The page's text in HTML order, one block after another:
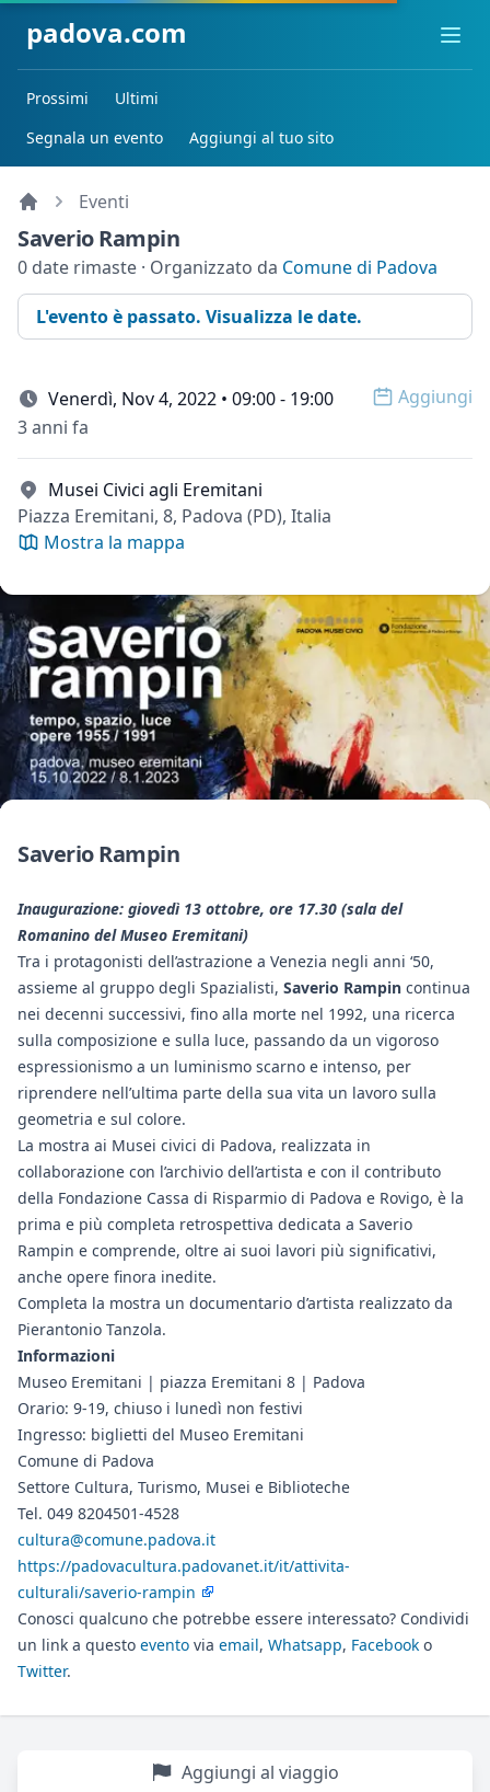
padova.com
Prossimi
Ultimi
Segnala un evento
Aggiungi al tuo sito
Eventi
Saverio Rampin
0 date rimaste · Organizzato da Comune di Padova
L'evento è passato. Visualizza le date.
Venerdì, Nov 4, 2022 • 09:00 - 19:00 Open
Aggiungi
3 anni fa
Musei Civici agli Eremitani
Piazza Eremitani, 8, Padova (PD), Italia
Mostra la mappa
Saverio Rampin
Inaugurazione: giovedì 13 ottobre, ore 17.30 (sala del
Romanino del Museo Eremitani)
Tra i protagonisti dell’astrazione a Venezia negli anni ‘50,
assieme al gruppo degli Spazialisti, Saverio Rampin continua
nei decenni successivi, fino alla morte nel 1992, una ricerca
sulla composizione e sulla luce, passando da un vigoroso
espressionismo a un luminismo scarno e intenso, per
riprendere nell’ultima parte della sua vita un lavoro sulla
geometria e sul colore.
La mostra ai Musei civici di Padova, realizzata in
collaborazione con l’archivio dell’artista e con il contributo
della Fondazione Cassa di Risparmio di Padova e Rovigo, è la
prima e più completa retrospettiva dedicata a Saverio
Rampin e comprende, oltre ai suoi lavori più significativi,
anche opere finora inedite.
Completa la mostra un documentario d’artista realizzato da
Pierantonio Tanzola.
Informazioni
Museo Eremitani | piazza Eremitani 8 | Padova
Orario: 9-19, chiuso i lunedì non festivi
Ingresso: biglietti del Museo Eremitani
Comune di Padova
Settore Cultura, Turismo, Musei e Biblioteche
Tel. 049 8204501-4528
cultura@comune.padova.it
https://padovacultura.padovanet.it/it/attivita-
culturali/saverio-rampin
Conosci qualcuno che potrebbe essere interessato? Condividi
un link a questo evento via email, Whatsapp, Facebook o
Twitter.
Aggiungi al viaggio